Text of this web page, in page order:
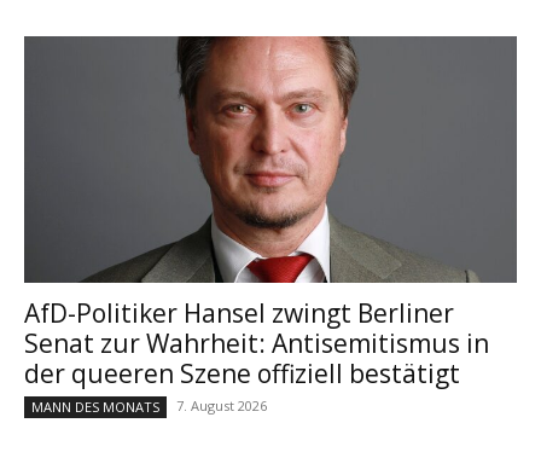
AfD-Politiker Hansel zwingt Berliner
Senat zur Wahrheit: Antisemitismus in
der queeren Szene offiziell bestätigt
MANN DES MONATS 7. August 2026